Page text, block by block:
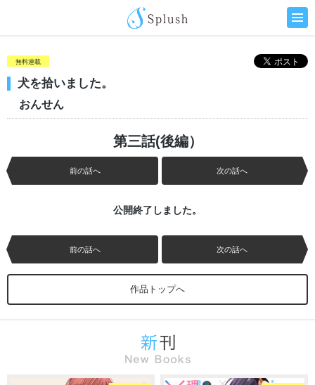
無料連載
犬を拾いました。
おんせん
第三話(後編）
前の話へ 次の話へ
公開終了しました。
前の話へ 次の話へ
作品トップへ